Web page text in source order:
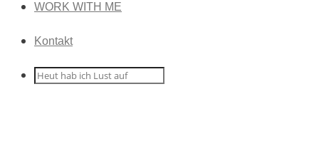
WORK WITH ME
Kontakt